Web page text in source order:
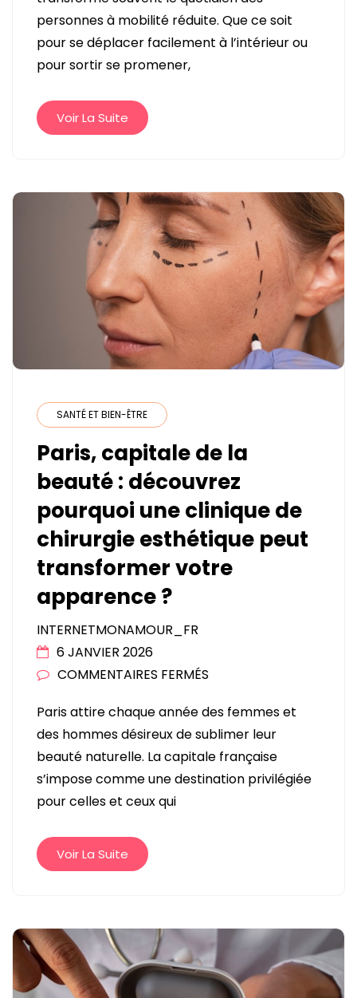
DÉAMBULATEUR
4
ROUES
?
personnes à mobilité réduite. Que ce soit
pour se déplacer facilement à l’intérieur ou
pour sortir se promener,
Voir La Suite
SANTÉ ET BIEN-ÊTRE
Paris, capitale de la
beauté : découvrez
pourquoi une clinique de
chirurgie esthétique peut
transformer votre
apparence ?
INTERNETMONAMOUR_FR
6 JANVIER 2026
COMMENTAIRES FERMÉS
CAPITALE
DE
LA
BEAUTÉ
CHIRURGIE
ESTHÉTIQUE
PEUT
Paris attire chaque année des femmes et
des hommes désireux de sublimer leur
beauté naturelle. La capitale française
s’impose comme une destination privilégiée
pour celles et ceux qui
Voir La Suite